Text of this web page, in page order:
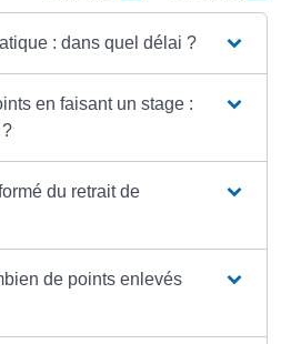
: dans quel délai ?
en faisant un stage :
du retrait de
de points enlevés